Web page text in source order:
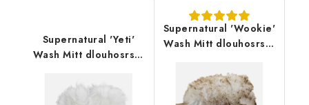
Supernatural 'Yeti'
Wash Mitt dlouhosrstá
kůže
Supernatural 'Wookie'
Wash Mitt dlouhosrstá
kůže